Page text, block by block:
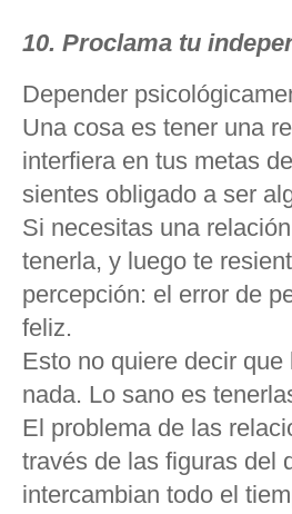
10. Proclama tu
Depender
Una cosa es tener una
interfiera en tus metas
sientes obligado a ser
Si necesitas una
tenerla, y luego te
percepción: el error de
feliz.
Esto no quiere decir
nada. Lo sano es
El problema de las
través de las figuras del
intercambian todo el